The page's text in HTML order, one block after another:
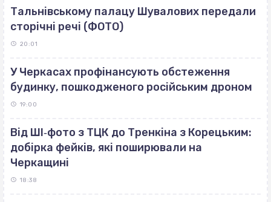
Тальнівському палацу Шувалових передали
сторічні речі (ФОТО)
20:01
У Черкасах профінансують обстеження
будинку, пошкодженого російським дроном
19:00
Від ШІ‐фото з ТЦК до Тренкіна з Корецьким:
добірка фейків, які поширювали на
Черкащині
18:38